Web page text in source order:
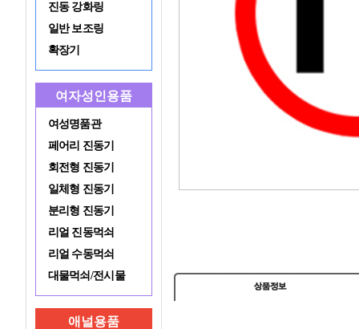
진동 강화링
일반 보조링
확장기
여자성인용품
여성명품관
페어리 진동기
회전형 진동기
일체형 진동기
분리형 진동기
리얼 진동먹쇠
리얼 수동먹쇠
대물먹쇠/전시물
애널용품